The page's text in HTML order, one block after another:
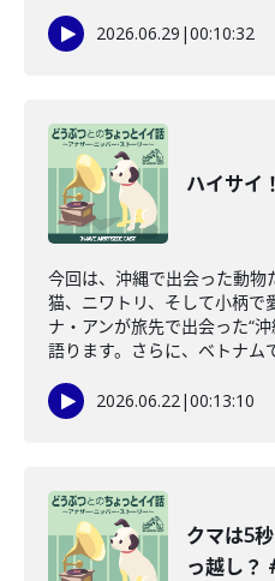
2026.06.29 |00:10:32
ハイサイ
今回は、沖縄で出会った動物
猫、ニワトリ、そして小柄で
ナ・アンが旅先で出会った“
語ります。さらに、ベトナム
2026.06.22|00:13:10
クマは5
っ越し？